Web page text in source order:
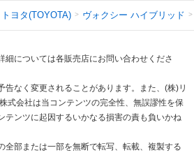
トヨタ(TOYOTA) ヴォクシー ハイブリッド
については各販売店にお問い合わせくださ
なく変更されることがあります。また、(株)リ
式会社は当コンテンツの完全性、無誤謬性を保
テンツに起因するいかなる損害の責も負いかね
部または一部を無断で転写、転載、複製する